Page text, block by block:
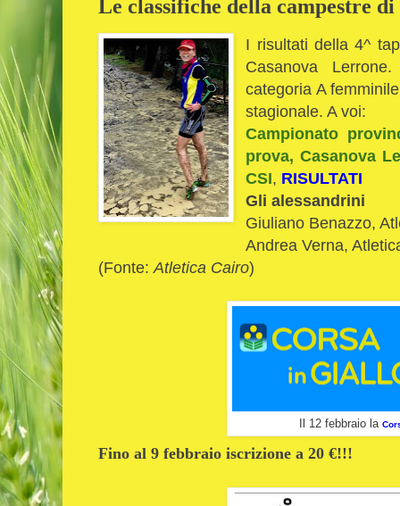
Le classifiche della campestre
I risultati della 4^
Casanova
categoria A
stagionale. A voi:
Campionato
prova, Casanova
CSI, RISULTATI
Gli alessandrini
Giuliano Benazzo,
Andrea Verna,
(Fonte: Atletica Cairo)
Il 12 febbraio la
Fino al 9 febbraio iscrizione a 20 €!!!